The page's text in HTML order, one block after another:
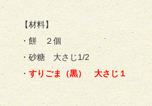
【材料】
・餅 ２個
・砂糖 大さじ1/2
・すりごま（黒） 大さじ１